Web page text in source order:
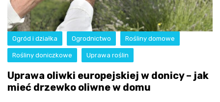
Ogród i działka Ogrodnictwo Rośliny domowe
Rośliny doniczkowe Uprawa roślin
Uprawa oliwki europejskiej w donicy – jak
mieć drzewko oliwne w domu